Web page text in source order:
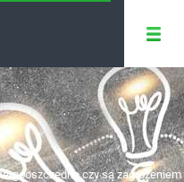
czy są zagrożeniem